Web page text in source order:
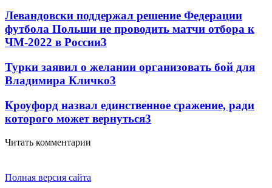
Левандовски поддержал решение Федерации
футбола Польши не проводить матчи отбора к
ЧМ-2022 в России3
Турки заявил о желании организовать бой для
Владимира Кличко3
Кроуфорд назвал единственное сражение, ради
которого может вернуться3
Читать комментарии
Полная версия сайта